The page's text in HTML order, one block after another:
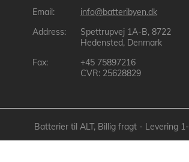
info@batteribyen.dk
Spettrupvej 1A-B, 8722
Hedensted, Denmark
+45 75897216
CVR: 25628829
Batterier til ALT, Billig fragt - Levering